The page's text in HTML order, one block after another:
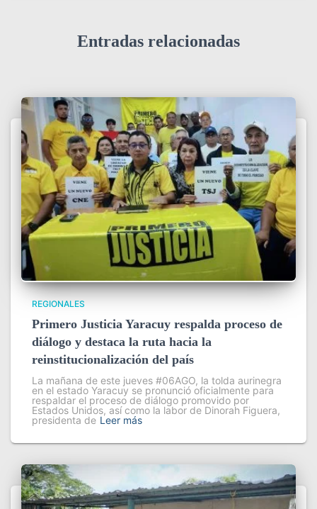
Entradas relacionadas
REGIONALES
Primero Justicia Yaracuy respalda proceso de
diálogo y destaca la ruta hacia la
reinstitucionalización del país
La mañana de este jueves #06AGO, la tolda aurinegra
en el estado Yaracuy se pronunció oficialmente para
respaldar el proceso de diálogo promovido por
Estados Unidos, así como la labor de Dinorah Figuera,
presidenta de Leer más